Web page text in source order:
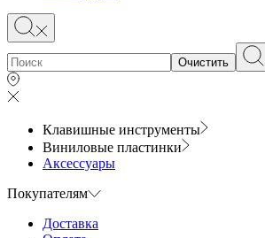
Очистить
Клавишные инструменты
Виниловые пластинки
Аксессуары
Покупателям
Доставка